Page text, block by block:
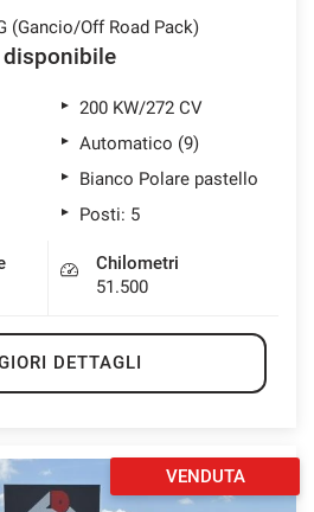
(Gancio/Off Road Pack)
200 KW/272 CV
Automatico (9)
Bianco Polare pastello
Posti: 5
Chilometri
51.500
DETTAGLI
VENDUTA